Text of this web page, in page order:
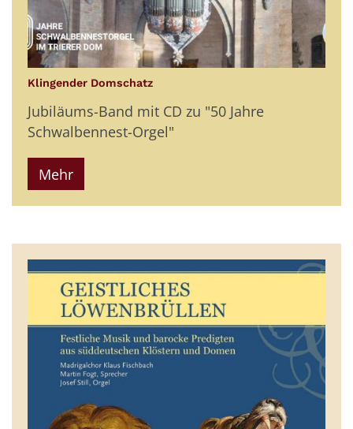
Klingender Domschatz:
Jubiläums-Band mit CD zu "50 Jahre
Schwalbennest-Orgel"
Mehr